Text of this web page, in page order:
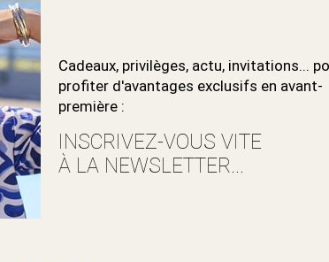
Cadeaux, privilèges, actu, invitations...
profiter d'avantages exclusifs en avant-
première :
INSCRIVEZ-VOUS VITE
À LA NEWSLETTER...